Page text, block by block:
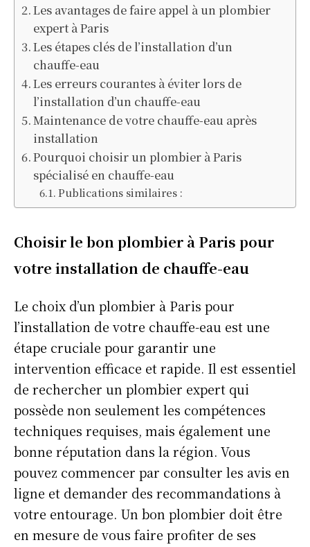
Les avantages de faire appel à un plombier
expert à Paris
Les étapes clés de l’installation d’un
chauffe-eau
Les erreurs courantes à éviter lors de
l’installation d’un chauffe-eau
Maintenance de votre chauffe-eau après
installation
Pourquoi choisir un plombier à Paris
spécialisé en chauffe-eau
Publications similaires :
Choisir le bon plombier à Paris pour
votre installation de chauffe-eau
Le choix d’un plombier à Paris pour
l’installation de votre chauffe-eau est une
étape cruciale pour garantir une
intervention efficace et rapide. Il est essentiel
de rechercher un plombier expert qui
possède non seulement les compétences
techniques requises, mais également une
bonne réputation dans la région. Vous
pouvez commencer par consulter les avis en
ligne et demander des recommandations à
votre entourage. Un bon plombier doit être
en mesure de vous faire profiter de ses